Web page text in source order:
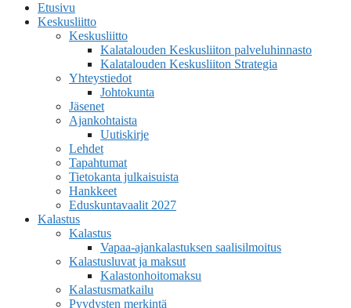
Etusivu
Keskusliitto
Keskusliitto
Kalatalouden Keskusliiton palveluhinnasto
Kalatalouden Keskusliiton Strategia
Yhteystiedot
Johtokunta
Jäsenet
Ajankohtaista
Uutiskirje
Lehdet
Tapahtumat
Tietokanta julkaisuista
Hankkeet
Eduskuntavaalit 2027
Kalastus
Kalastus
Vapaa-ajankalastuksen saalisilmoitus
Kalastusluvat ja maksut
Kalastonhoitomaksu
Kalastusmatkailu
Pyydysten merkintä